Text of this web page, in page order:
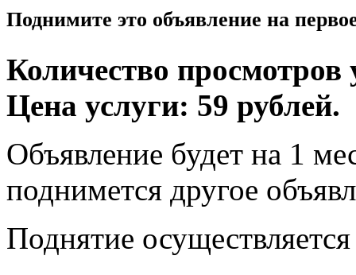
Поднимите это объявление на
Количество просмотров
Цена услуги: 59 рублей.
Объявление будет на 1
поднимется другое
Поднятие